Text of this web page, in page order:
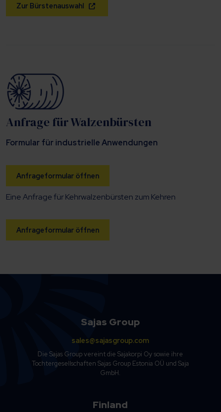
Zur Bürstenauswahl
Anfrage für Walzenbürsten
Formular für industrielle Anwendungen
Anfrageformular öffnen
Eine Anfrage für Kehrwalzenbürsten zum Kehren
Anfrageformular öffnen
Sajas Group
sales@sajasgroup.com
Die Sajas Group vereint die Sajakorpi Oy sowie ihre
Tochtergesellschaften Sajas Group Estonia OÜ und Saja
GmbH.
Finland